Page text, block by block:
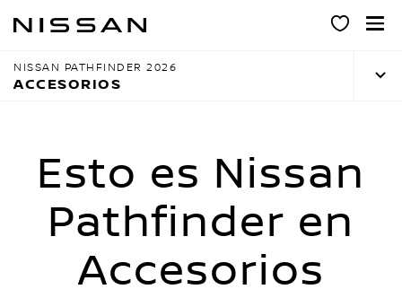
al
principal
NISSAN PATHFINDER 2026
ACCESORIOS
Esto es Nissan
Pathfinder en
Accesorios